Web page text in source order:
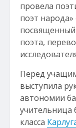
провела
поэт
посвященный
поэта,
Перед
выступила
автономии
учительница
класса